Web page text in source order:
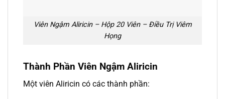
Viên Ngậm Aliricin – Hộp 20 Viên – Điều Trị Viêm
Họng
Thành Phần Viên Ngậm Aliricin
Một viên Aliricin có các thành phần: